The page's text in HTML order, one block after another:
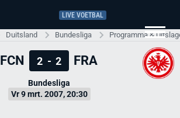
LIVE VOETBAL
Duitsland Bundesliga Programma &
FCN 2 - 2 FRA
Bundesliga
Vr 9 mrt. 2007, 20:30